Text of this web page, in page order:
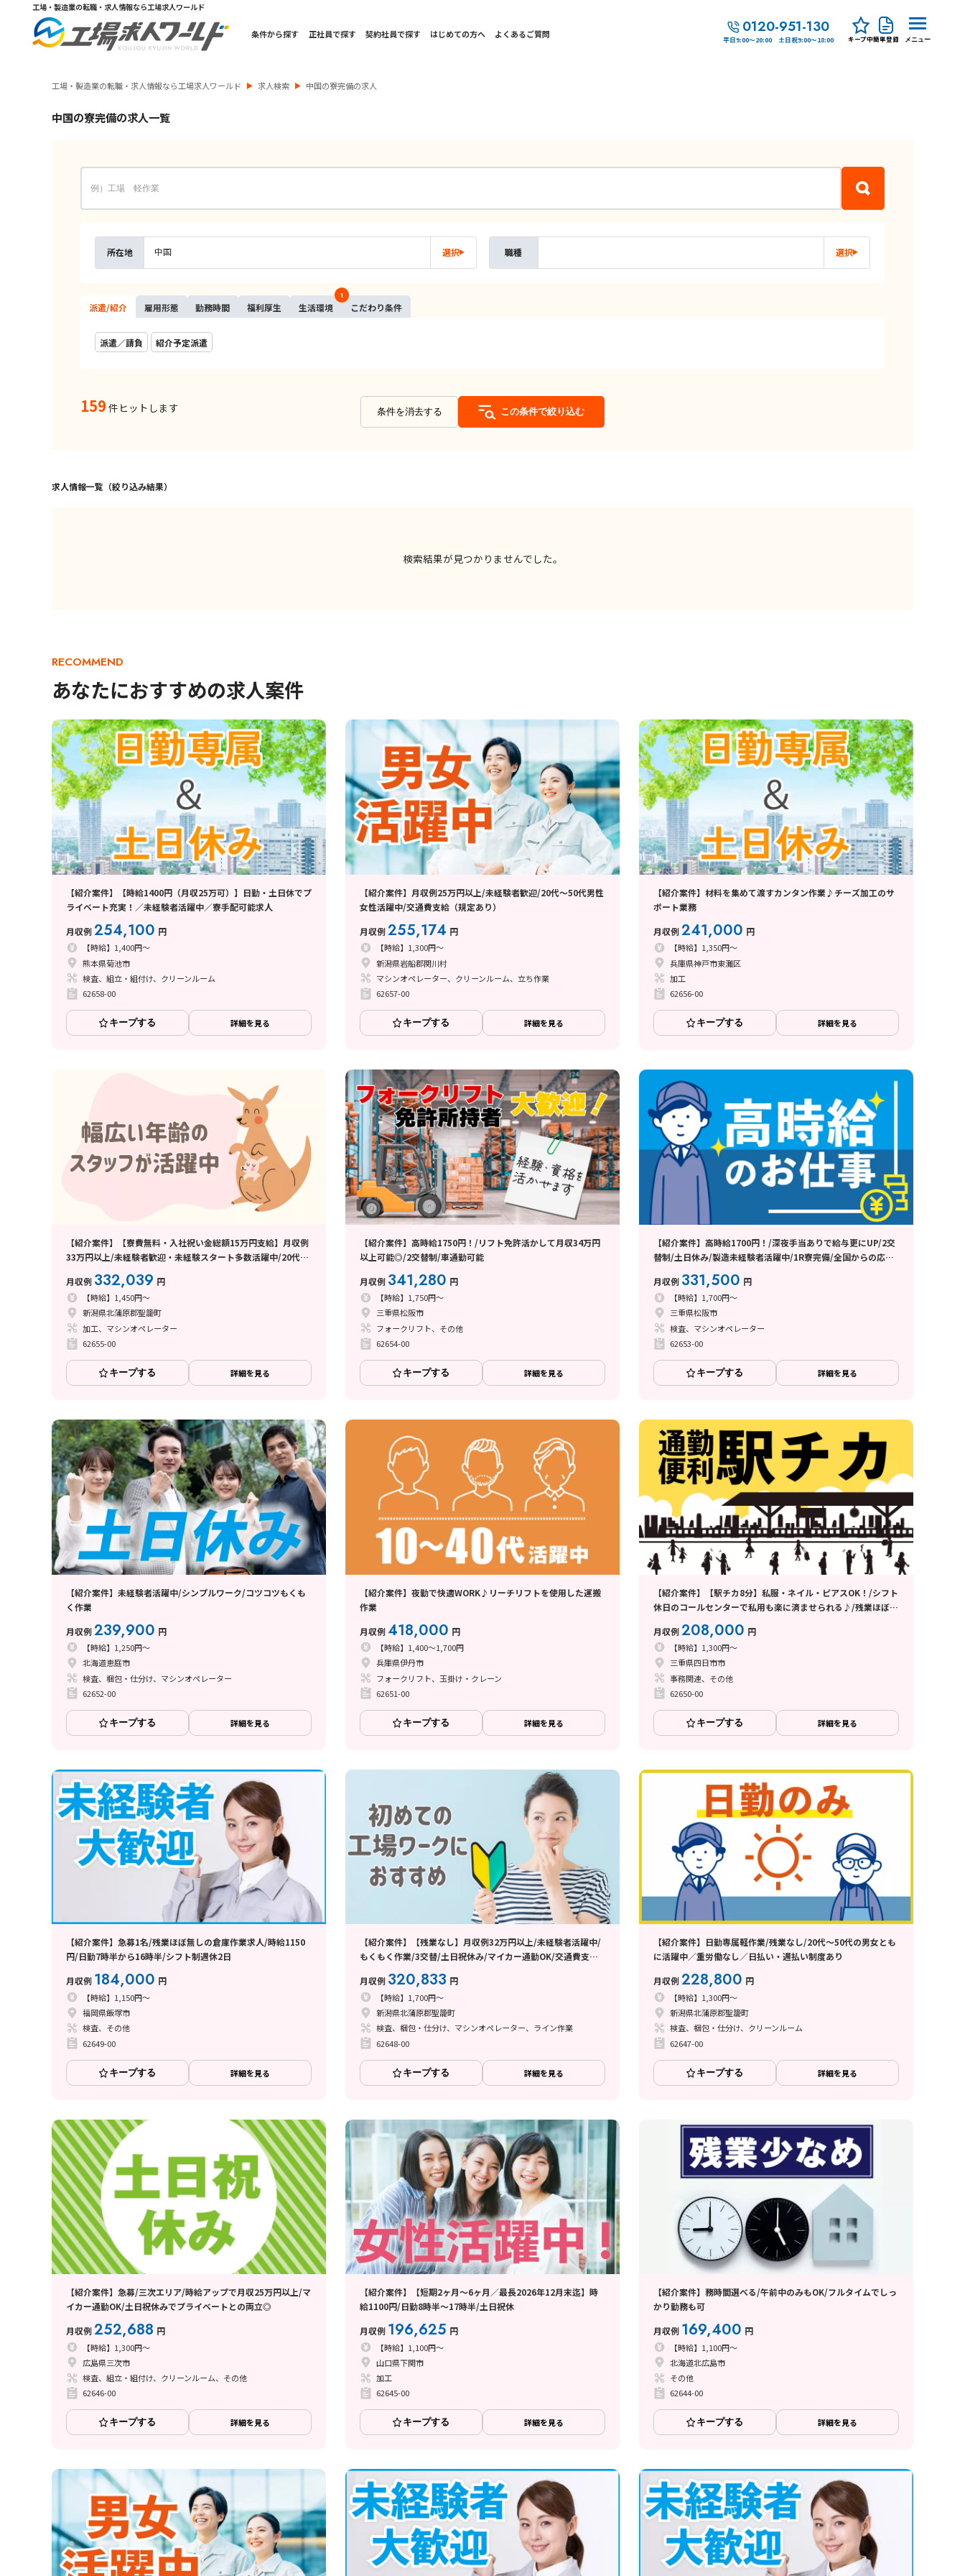
工場・製造業の転職・求人情報なら工場求人ワールド
条件から探す 正社員で探す 契約社員で探す はじめての方へ よくあるご質問 0120-951-130
平日9:00～20:00 土日祝9:00～18:00 キープ中簡単登録 メニュー
工場・製造業の転職・求人情報なら工場求人ワールド 求人検索 中国の寮完備の求人
中国の寮完備の求人一覧
所在地 中国 選択 職種 選択
派遣/紹介 雇用形態 勤務時間 福利厚生 生活環境
1
こだわり条件
派遣／請負 紹介予定派遣
159 件ヒットします 条件を消去する この条件で絞り込む
求人情報一覧（絞り込み結果）
検索結果が見つかりませんでした。
RECOMMEND
あなたにおすすめの求人案件
【紹介案件】【時給1400円（月収25万可）】日勤・土日休でプ
ライベート充実！／未経験者活躍中／寮手配可能求人
月収例254,100 円
【時給】1,400円～
熊本県菊池市
検査、組立・組付け、クリーンルーム
62658-00
キープする 詳細を見る
【紹介案件】月収例25万円以上/未経験者歓迎/20代～50代男性
女性活躍中/交通費支給（規定あり）
月収例255,174 円
【時給】1,300円～
新潟県岩船郡関川村
マシンオペレーター、クリーンルーム、立ち作業
62657-00
キープする 詳細を見る
【紹介案件】材料を集めて渡すカンタン作業♪チーズ加工のサ
ポート業務
月収例241,000 円
【時給】1,350円～
兵庫県神戸市東灘区
加工
62656-00
キープする 詳細を見る
【紹介案件】【寮費無料・入社祝い金総額15万円支給】月収例
33万円以上/未経験者歓迎・未経験スタート多数活躍中/20代～
月収例 332,039 円
【時給】1,450円～
新潟県北蒲原郡聖籠町
加工、マシンオペレーター
62655-00
キープする 詳細を見る
【紹介案件】高時給1750円！/リフト免許活かして月収34万円
以上可能◎/2交替制/車通勤可能
月収例 341,280 円
【時給】1,750円～
三重県松阪市
フォークリフト、その他
62654-00
キープする 詳細を見る
【紹介案件】高時給1700円！/深夜手当ありで給与更にUP/2交
替制/土日休み/製造未経験者活躍中/1R寮完備/全国からの応募
月収例 331,500 円
【時給】1,700円～
三重県松阪市
検査、マシンオペレーター
62653-00
キープする 詳細を見る
【紹介案件】未経験者活躍中/シンプルワーク/コツコツもくも
く作業
月収例239,900 円
【時給】1,250円～
北海道恵庭市
検査、梱包・仕分け、マシンオペレーター
62652-00
キープする 詳細を見る
【紹介案件】夜勤で快適WORK♪リーチリフトを使用した運搬
作業
月収例 418,000 円
【時給】1,400～1,700円
兵庫県伊丹市
フォークリフト、玉掛け・クレーン
62651-00
キープする 詳細を見る
【紹介案件】【駅チカ8分】私服・ネイル・ピアスOK！/シフト
休日のコールセンターで私用も楽に済ませられる♪/残業ほぼな
月収例208,000 円
【時給】1,300円～
三重県四日市市
事務関連、その他
62650-00
キープする 詳細を見る
【紹介案件】急募1名/残業ほぼ無しの倉庫作業求人/時給1150
円/日勤7時半から16時半/シフト制週休2日
月収例 184,000 円
【時給】1,150円～
福岡県飯塚市
検査、その他
62649-00
キープする 詳細を見る
【紹介案件】【残業なし】月収例32万円以上/未経験者活躍中/
もくもく作業/3交替/土日祝休み/マイカー通勤OK/交通費支給
あり/日払い・週払い制度あり
月収例 320,833 円
【時給】1,700円～
新潟県北蒲原郡聖籠町
検査、梱包・仕分け、マシンオペレーター、ライン作業
62648-00
キープする 詳細を見る
【紹介案件】日勤専属軽作業/残業なし/20代～50代の男女とも
に活躍中／重労働なし／日払い・週払い制度あり
月収例228,800 円
【時給】1,300円～
新潟県北蒲原郡聖籠町
検査、梱包・仕分け、クリーンルーム
62647-00
キープする 詳細を見る
【紹介案件】急募/三次エリア/時給アップで月収25万円以上/マ
イカー通勤OK/土日祝休みでプライベートとの両立◎
月収例252,688 円
【時給】1,300円～
広島県三次市
検査、組立・組付け、クリーンルーム、その他
62646-00
キープする 詳細を見る
【紹介案件】【短期2ヶ月～6ヶ月／最長2026年12月末迄】時
給1100円/日勤8時半～17時半/土日祝休
月収例 196,625 円
【時給】1,100円～
山口県下関市
加工
62645-00
キープする 詳細を見る
【紹介案件】務時間選べる/午前中のみもOK/フルタイムでしっ
かり勤務も可
月収例 169,400 円
【時給】1,100円～
北海道北広島市
その他
62644-00
キープする 詳細を見る